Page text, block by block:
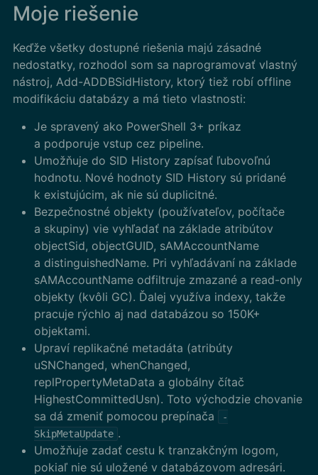
Moje riešenie
Keďže všetky dostupné riešenia majú zásadné
nedostatky, rozhodol som sa naprogramovať vlastný
nástroj, Add-ADDBSidHistory, ktorý tiež robí offline
modifikáciu databázy a má tieto vlastnosti:
Je spravený ako PowerShell 3+ príkaz
a podporuje vstup cez pipeline.
Umožňuje do SID History zapísať ľubovoľnú
hodnotu. Nové hodnoty SID History sú pridané
k existujúcim, ak nie sú duplicitné.
Bezpečnostné objekty (používateľov, počítače
a skupiny) vie vyhľadať na základe atribútov
objectSid, objectGUID, sAMAccountName
a distinguishedName. Pri vyhľadávaní na základe
sAMAccountName odfiltruje zmazané a read-only
objekty (kvôli GC). Ďalej využíva indexy, takže
pracuje rýchlo aj nad databázou so 150K+
objektami.
Upraví replikačné metadáta (atribúty
uSNChanged, whenChanged,
replPropertyMetaData a globálny čítač
HighestCommittedUsn). Toto východzie chovanie
sa dá zmeniť pomocou prepínača
-
SkipMetaUpdate .
Umožňuje zadať cestu k tranzakčným logom,
pokiaľ nie sú uložené v databázovom adresári.